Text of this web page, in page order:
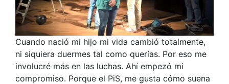
Cuando nació mi hijo mi vida cambió totalmente,
ni siquiera duermes tal como querías. Por eso me
involucré más en las luchas. Ahí empezó mi
compromiso. Porque el PiS, me gusta cómo suena